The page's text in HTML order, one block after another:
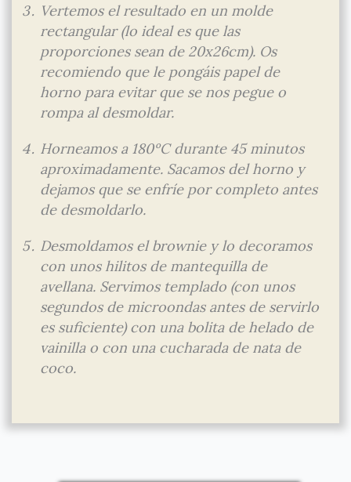
Vertemos el resultado en un molde
rectangular (lo ideal es que las
proporciones sean de 20x26cm). Os
recomiendo que le pongáis papel de
horno para evitar que se nos pegue o
rompa al desmoldar.
Horneamos a 180ºC durante 45 minutos
aproximadamente. Sacamos del horno y
dejamos que se enfríe por completo antes
de desmoldarlo.
Desmoldamos el brownie y lo decoramos
con unos hilitos de mantequilla de
avellana. Servimos templado (con unos
segundos de microondas antes de servirlo
es suficiente) con una bolita de helado de
vainilla o con una cucharada de nata de
coco.